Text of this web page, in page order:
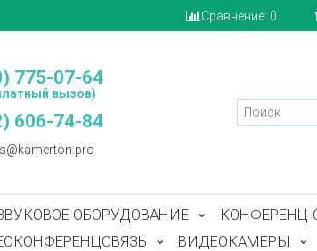
Сравнение: 0
775-07-64
вызов)
606-74-84
ОБОРУДОВАНИЕ
ВИДЕОКАМЕРЫ